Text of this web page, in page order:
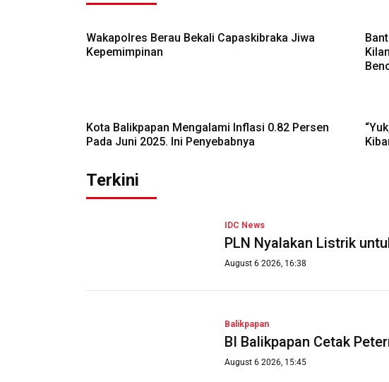
Wakapolres Berau Bekali Capaskibraka Jiwa
Kepemimpinan
Kota Balikpapan Mengalami Inflasi 0.82 Persen
Pada Juni 2025. Ini Penyebabnya
Terkini
IDC News
PLN Nyalakan Listrik
August 6 2026, 16:38
Balikpapan
BI Balikpapan Cetak
August 6 2026, 15:45